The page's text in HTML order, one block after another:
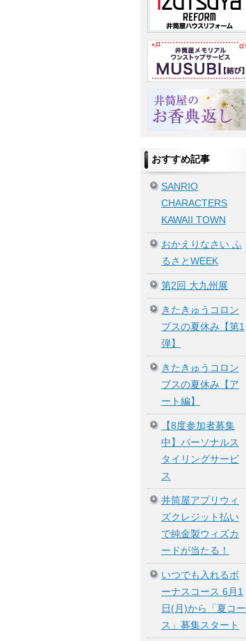
おすすめ記事
SANRIO
CHARACTERS
KAWAII TOWN
おかえりなさい ふ
るさとWEEK
第2回 大九州展
きたきゅうコロン
ブスの夏休み【第1
弾】
きたきゅうコロン
ブスの夏休み【ア
ート編】
【8度参加者募集
中】パーソナルス
タイリングサービ
ス
井筒屋アプリウィ
ズクレジット払い
で純金製ウィズカ
ードが当たる！
いつでも入れるボ
ーナスコース 6月1
日(月)から「夏コー
ス」募集スタート